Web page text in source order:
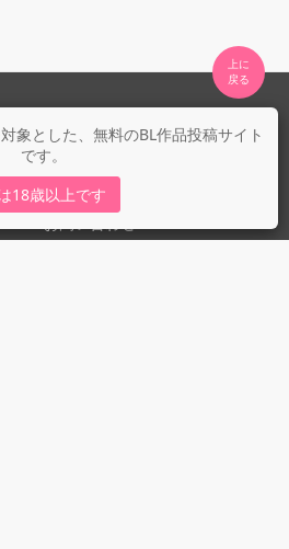
象とした、無料のBL作品投稿サイト
です。
18歳以上です
上に
fujossy運営ブログ